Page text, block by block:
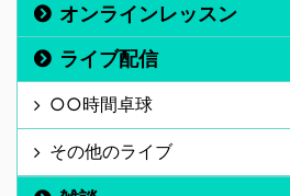
オンラインレッスン
ライブ配信
○○時間卓球
その他のライブ